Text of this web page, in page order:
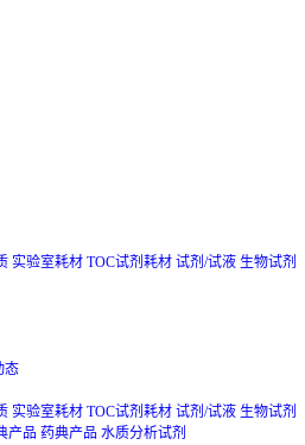
实验室耗材 TOC试剂耗材 试剂/试液 生物试剂
态
实验室耗材 TOC试剂耗材 试剂/试液 生物试剂
产品 药典产品 水质分析试剂